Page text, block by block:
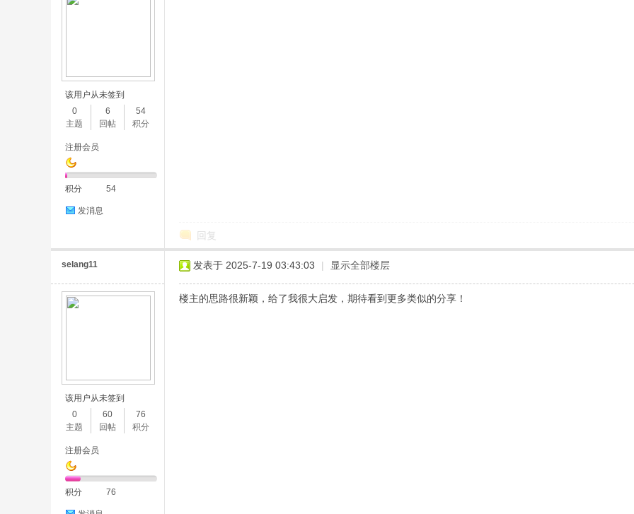
该用户从未签到
0
主题
6
回帖
54
积分
注册会员
积分 54
发消息
回复
selang11
该用户从未签到
0
主题
60
回帖
76
积分
注册会员
积分 76
发表于 2025-7-19 03:43:03 | 显示全部楼层
楼主的思路很新颖，给了我很大启发，期待看到更多类似的分享！